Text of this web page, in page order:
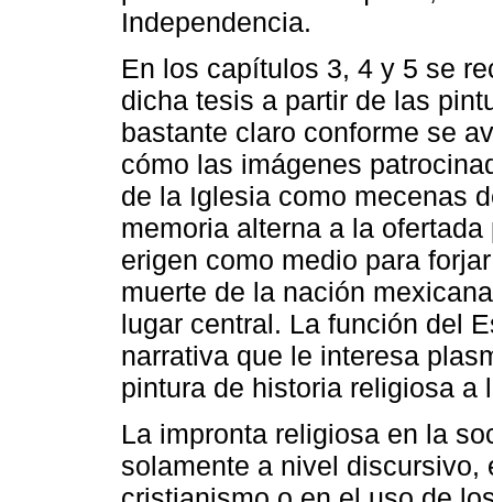
Independencia.
En los capítulos 3, 4 y 5 se
dicha tesis a partir de las
bastante claro conforme se
cómo las imágenes
de la Iglesia como mecenas
memoria alterna a la
erigen como medio para
muerte de la nación
lugar central. La función del
narrativa que le interesa
pintura de historia religiosa a
La impronta religiosa en la
solamente a nivel